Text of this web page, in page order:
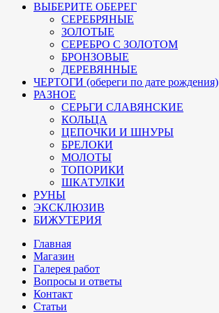
ВЫБЕРИТЕ ОБЕРЕГ
СЕРЕБРЯНЫЕ
ЗОЛОТЫЕ
СЕРЕБРО С ЗОЛОТОМ
БРОНЗОВЫЕ
ДЕРЕВЯННЫЕ
ЧЕРТОГИ (обереги по дате рождения)
РАЗНОЕ
СЕРЬГИ СЛАВЯНСКИЕ
КОЛЬЦА
ЦЕПОЧКИ И ШНУРЫ
БРЕЛОКИ
МОЛОТЫ
ТОПОРИКИ
ШКАТУЛКИ
РУНЫ
ЭКСКЛЮЗИВ
БИЖУТЕРИЯ
Главная
Магазин
Галерея работ
Вопросы и ответы
Контакт
Статьи